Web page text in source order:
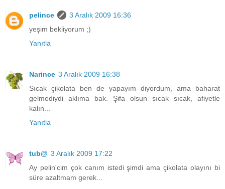
pelince
3 Aralık 2009 16:36
yeşim bekliyorum ;)
Yanıtla
Narince 3 Aralık 2009 16:38
Sıcak çikolata ben de yapayım diyordum, ama baharat
gelmediydi aklıma bak. Şifa olsun sıcak sıcak, afiyetle
kalın...
Yanıtla
tub@ 3 Aralık 2009 17:22
Ay pelin'cim çok canım istedi şimdi ama çikolata olayını bi
süre azaltmam gerek...